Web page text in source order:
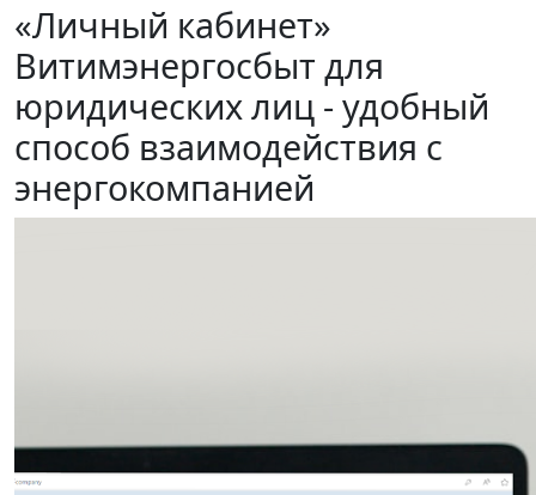
«Личный кабинет»
Витимэнергосбыт для
юридических лиц - удобный
способ взаимодействия с
энергокомпанией